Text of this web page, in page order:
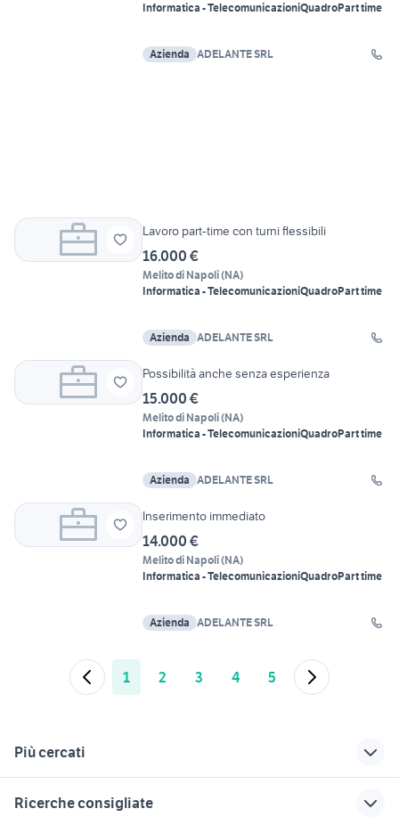
Informatica - TelecomunicazioniQuadroPart time
Azienda ADELANTE SRL
Lavoro part-time con turni flessibili
16.000 €
Melito di Napoli(NA)
Informatica - TelecomunicazioniQuadroPart time
Azienda ADELANTE SRL
Possibilità anche senza esperienza
15.000 €
Melito di Napoli(NA)
Informatica - TelecomunicazioniQuadroPart time
Azienda ADELANTE SRL
Inserimento immediato
14.000 €
Melito di Napoli(NA)
Informatica - TelecomunicazioniQuadroPart time
Azienda ADELANTE SRL
1 2 3 4 5
Più cercati
Ricerche consigliate